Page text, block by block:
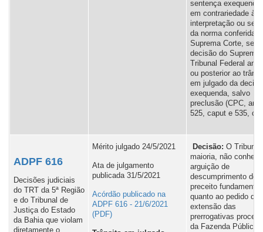
sentença exequenda
em contrariedade à
interpretação ou
da norma conferida
Suprema Corte, seja
decisão do Supremo
Tribunal Federal
ou posterior ao
em julgado da
exequenda, salvo
preclusão (CPC, arts.
525, caput e 535,
ADPF 616
Decisões judiciais
do TRT da 5ª Região
e do Tribunal de
Justiça do Estado
da Bahia que violam
diretamente o
Mérito julgado 24/5/2021
Ata de julgamento
publicada 31/5/2021
Acórdão publicado na
ADPF 616 - 21/6/2021
Decisão: O
maioria, não
arguição de
descumprimento de
preceito fundamental
quanto ao pedido de
extensão das
prerrogativas
da Fazenda Pública